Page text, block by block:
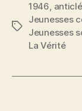
Étiquettes
1946,
Jeunesses
Jeunesses
La Vérité